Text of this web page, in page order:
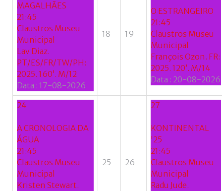
MAGALHÃES
21:45
Claustros Museu
Municipal
Lav Diaz.
PT/ES/FR/TW/PH:
2025. 160’. M/12
Data : 17-08-2026
18 19
O ESTRANGEIRO
21:45
Claustros Museu
Municipal
François Ozon. FR:
2025. 120’. M/14
Data : 20-08-2026
24
A CRONOLOGIA DA
ÁGUA
21:45
Claustros Museu
Municipal
Kristen Stewart.
25 26
27
KONTINENTAL
'25
21:45
Claustros Museu
Municipal
Radu Jude.